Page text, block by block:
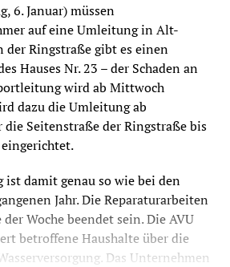
6. Januar) müssen
auf eine Umleitung in Alt-
der Ringstraße gibt es einen
Hauses Nr. 23 – der Schaden an
wird ab Mittwoch
dazu die Umleitung ab
Seitenstraße der Ringstraße bis
ist damit genau so wie bei den
Jahr. Die Reparaturarbeiten
Woche beendet sein. Die AVU
betroffene Haushalte über die
Das Unternehmen